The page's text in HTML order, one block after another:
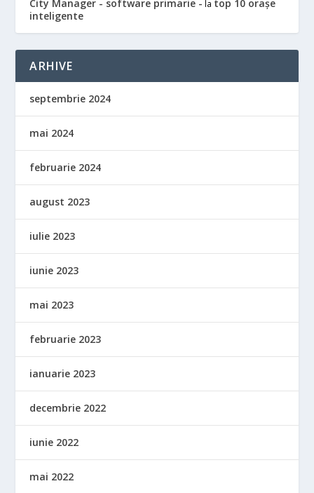
City Manager - software primarie - la top 10 orașe
inteligente
ARHIVE
septembrie 2024
mai 2024
februarie 2024
august 2023
iulie 2023
iunie 2023
mai 2023
februarie 2023
ianuarie 2023
decembrie 2022
iunie 2022
mai 2022